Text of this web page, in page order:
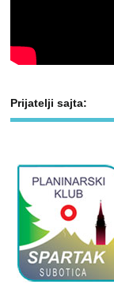
Prijatelji sajta: